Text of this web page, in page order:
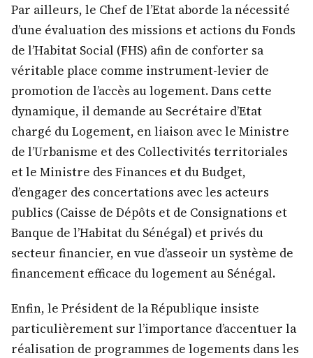
Par ailleurs, le Chef de l’Etat aborde la nécessité
d’une évaluation des missions et actions du Fonds
de l’Habitat Social (FHS) afin de conforter sa
véritable place comme instrument-levier de
promotion de l’accès au logement. Dans cette
dynamique, il demande au Secrétaire d’Etat
chargé du Logement, en liaison avec le Ministre
de l’Urbanisme et des Collectivités territoriales
et le Ministre des Finances et du Budget,
d’engager des concertations avec les acteurs
publics (Caisse de Dépôts et de Consignations et
Banque de l’Habitat du Sénégal) et privés du
secteur financier, en vue d’asseoir un système de
financement efficace du logement au Sénégal.
Enfin, le Président de la République insiste
particulièrement sur l’importance d’accentuer la
réalisation de programmes de logements dans les